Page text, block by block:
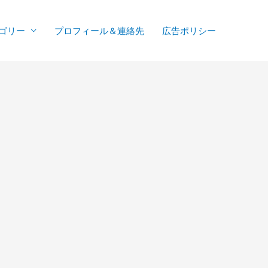
リー プロフィール＆連絡先 広告ポリシー